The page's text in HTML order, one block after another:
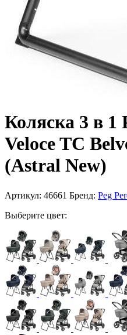
Коляска 3 в 1
Veloce TC
(Astral New)
Артикул: 46661 Бренд: Peg
Выберите цвет: